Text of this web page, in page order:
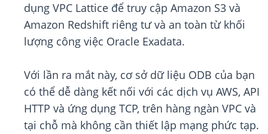
dụng VPC Lattice để truy cập Amazon S3 và
Amazon Redshift riêng tư và an toàn từ khối
lượng công việc Oracle Exadata.
Với lần ra mắt này, cơ sở dữ liệu ODB của bạn
có thể dễ dàng kết nối với các dịch vụ AWS, API
HTTP và ứng dụng TCP, trên hàng ngàn VPC và
tại chỗ mà không cần thiết lập mạng phức tạp.